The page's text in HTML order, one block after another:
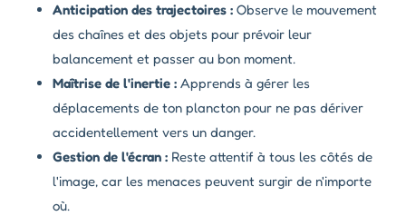
Anticipation des trajectoires : Observe le mouvement
des chaînes et des objets pour prévoir leur
balancement et passer au bon moment.
Maîtrise de l'inertie : Apprends à gérer les
déplacements de ton plancton pour ne pas dériver
accidentellement vers un danger.
Gestion de l'écran : Reste attentif à tous les côtés de
l'image, car les menaces peuvent surgir de n'importe
où.